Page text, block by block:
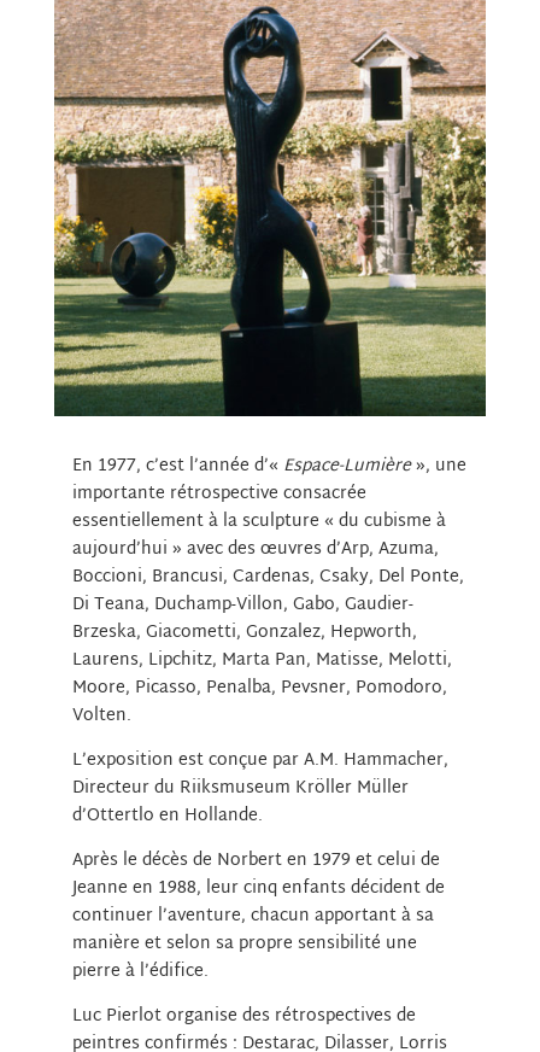
En 1977, c’est l’année d’« Espace-Lumière», une
importante rétrospective consacrée
essentiellement à la sculpture « du cubisme à
aujourd’hui » avec des œuvres d’Arp, Azuma,
Boccioni, Brancusi, Cardenas, Csaky, Del Ponte,
Di Teana, Duchamp-Villon, Gabo, Gaudier-
Brzeska, Giacometti, Gonzalez, Hepworth,
Laurens, Lipchitz, Marta Pan, Matisse, Melotti,
Moore, Picasso, Penalba, Pevsner, Pomodoro,
Volten.
L’exposition est conçue par A.M. Hammacher,
Directeur du Riiksmuseum Kröller Müller
d’Ottertlo en Hollande.
Après le décès de Norbert en 1979 et celui de
Jeanne en 1988, leur cinq enfants décident de
continuer l’aventure, chacun apportant à sa
manière et selon sa propre sensibilité une
pierre à l’édifice.
Luc Pierlot organise des rétrospectives de
peintres confirmés : Destarac, Dilasser, Lorris